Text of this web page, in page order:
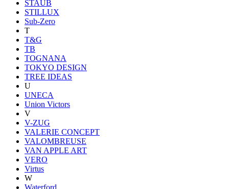
STAUB
STILLUX
Sub-Zero
T
T&G
TB
TOGNANA
TOKYO DESIGN
TREE IDEAS
U
UNECA
Union Victors
V
V-ZUG
VALERIE CONCEPT
VALOMBREUSE
VAN APPLE ART
VERO
Virtus
W
Waterford